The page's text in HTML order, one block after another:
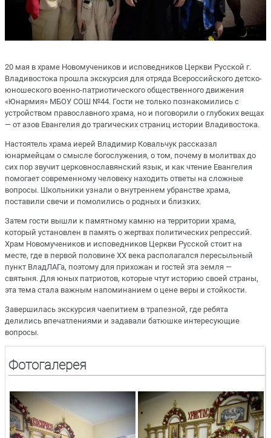
20 мая в храме Новомучеников и исповедников Церкви Русской г.
Владивостока прошла экскурсия для отряда Всероссийского детско-
юношеского военно-патриотического общественного движения
«Юнармия» МБОУ СОШ №44. Гости не только познакомились с
устройством православного храма, но и поговорили о глубоких вещах
— от азов Евангелия до трагических страниц истории Владивостока.
Настоятель храма иерей Владимир Ковальчук рассказал
юнармейцам о смысле богослужения, о том, почему в молитвах до
сих пор звучит церковнославянский язык, и как чтение Евангелия
помогает современному человеку находить ответы на сложные
вопросы. Школьники узнали о внутреннем убранстве храма,
поставили свечи и помолились о родных и близких.
Затем гости вышли к памятному камню на территории храма,
который установлен в память о жертвах политических репрессий.
Храм Новомучеников и исповедников Церкви Русской стоит на
месте, где в первой половине XX века располагался пересыльный
пункт ВладЛАГа, поэтому для прихожан и гостей эта земля —
святыня. Для юных патриотов, которые чтут историю своей страны,
эта тема стала важным напоминанием о цене веры и стойкости.
Завершилась экскурсия чаепитием в трапезной, где ребята
делились впечатлениями и задавали батюшке интересующие
вопросы.
Фотогалерея